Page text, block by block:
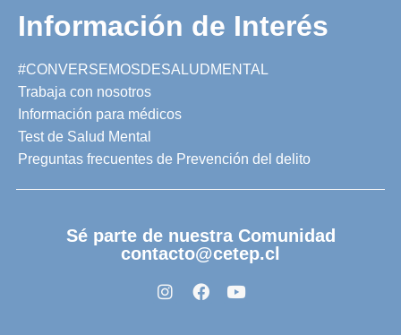
Información de Interés
#CONVERSEMOSDESALUDMENTAL
Trabaja con nosotros
Información para médicos
Test de Salud Mental
Preguntas frecuentes de Prevención del delito
Sé parte de nuestra Comunidad
contacto@cetep.cl